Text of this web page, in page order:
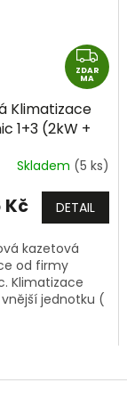
Z
D
A
ZDAR
MA
Klimatizace
1+3 (2kW +
montáže
Skladem (5 ks)
Kč DETAIL
kazetová
od firmy
Klimatizace
jednotku (